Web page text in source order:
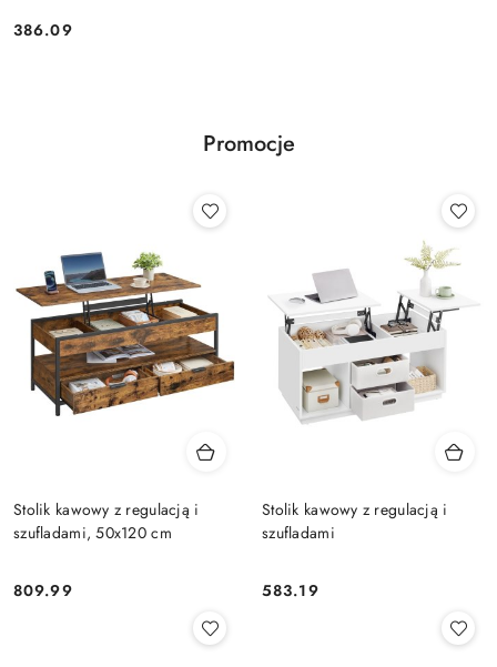
Cena:
386.09
Promocje
Stolik kawowy z regulacją i
szufladami, 50x120 cm
Cena:
809.99
Stolik kawowy z regulacją i
szufladami
Cena:
583.19